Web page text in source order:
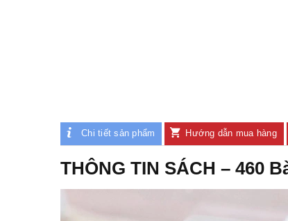
Chi tiết sản phẩm Hướng dẫn mua hàng
THÔNG TIN SÁCH – 460